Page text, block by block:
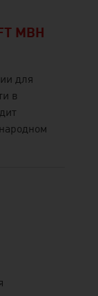
MBH
для
в